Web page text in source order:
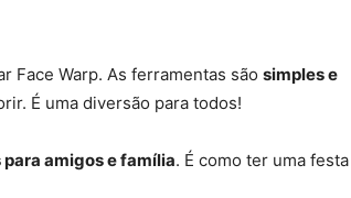
Face Warp. As ferramentas são simples e
É uma diversão para todos!
amigos e família. É como ter uma festa